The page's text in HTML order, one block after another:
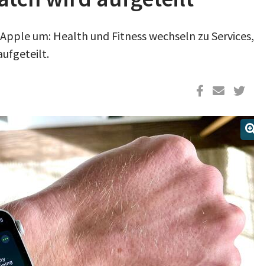
um: Health und Fitness wechseln zu Services,